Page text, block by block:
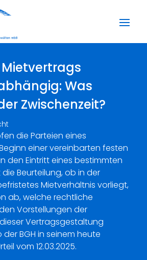
Was
Zwischenzeit?
die Parteien eines
einer vereinbarten festen
den Eintritt eines bestimmten
Beurteilung, ob in der
Mietverhältnis vorliegt,
ab, welche rechtliche
Vorstellungen der
Vertragsgestaltung
der BGH in seinem heute
vom 12.03.2025.